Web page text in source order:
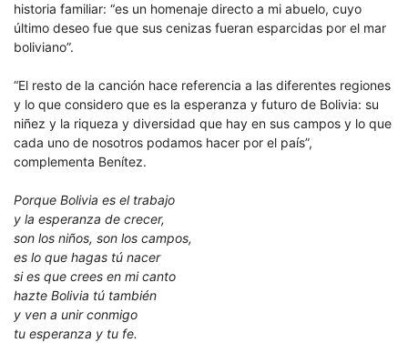
historia familiar: “es un homenaje directo a mi abuelo, cuyo
último deseo fue que sus cenizas fueran esparcidas por el mar
boliviano”.
“El resto de la canción hace referencia a las diferentes regiones
y lo que considero que es la esperanza y futuro de Bolivia: su
niñez y la riqueza y diversidad que hay en sus campos y lo que
cada uno de nosotros podamos hacer por el país”,
complementa Benítez.
Porque Bolivia es el trabajo
y la esperanza de crecer,
son los niños, son los campos,
es lo que hagas tú nacer
si es que crees en mi canto
hazte Bolivia tú también
y ven a unir conmigo
tu esperanza y tu fe.